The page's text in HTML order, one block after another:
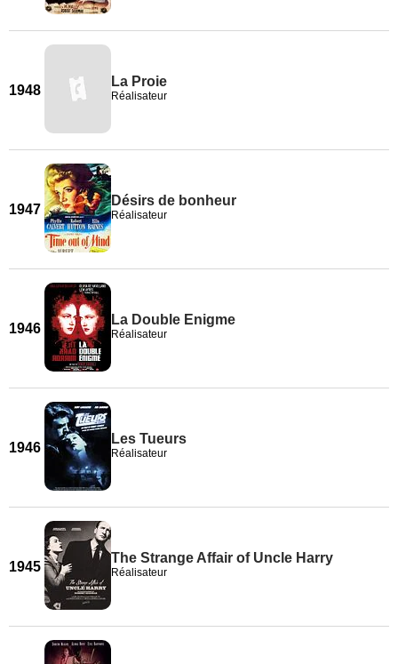
1948
La Proie
Réalisateur
1947
Désirs de bonheur
Réalisateur
1946
La Double Enigme
Réalisateur
1946
Les Tueurs
Réalisateur
1945
The Strange Affair of Uncle Harry
Réalisateur